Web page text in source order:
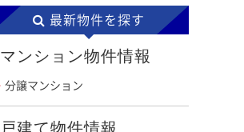
最新物件を探す
マンション物件情報
分譲マンション
戸建て物件情報